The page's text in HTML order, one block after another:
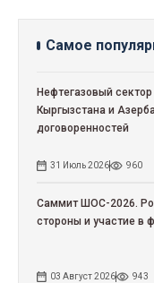
Самое
Нефтегазовый
Кыргызстана и
договоренностей
31 Июль 2026 960
Саммит ШОС-2026.
стороны и участие в
03 Август 2026 943